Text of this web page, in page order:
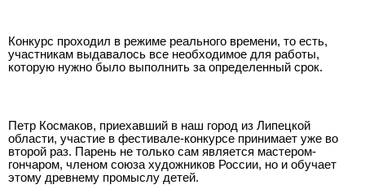
Конкурс проходил в режиме реального времени, то есть,
участникам выдавалось все необходимое для работы,
которую нужно было выполнить за определенный срок.
Петр Космаков, приехавший в наш город из Липецкой
области, участие в фестивале-конкурсе принимает уже во
второй раз. Парень не только сам является мастером-
гончаром, членом союза художников России, но и обучает
этому древнему промыслу детей.